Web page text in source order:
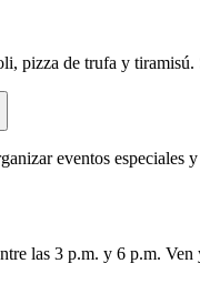
pizza de trufa y
eventos especiales
las 3 p.m. y 6 p.m.